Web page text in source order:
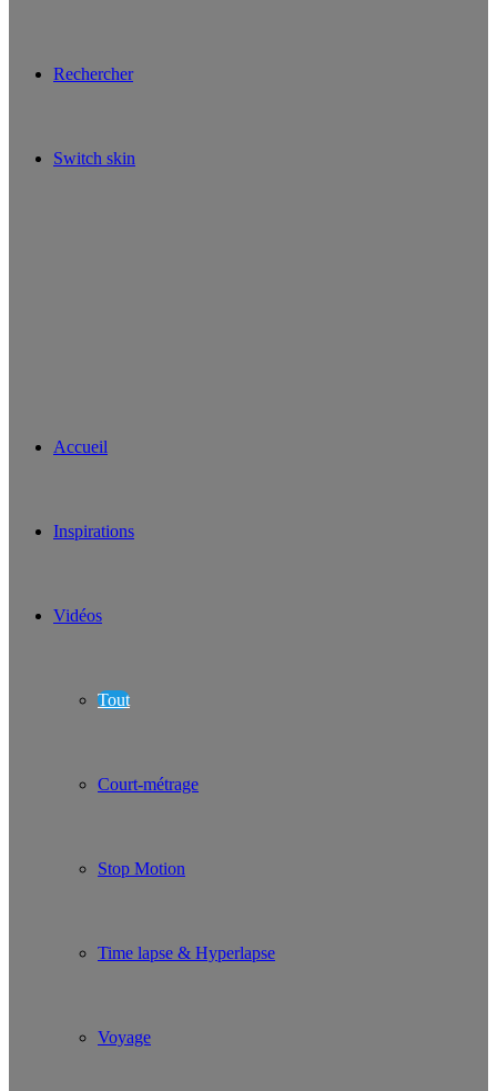
Rechercher
Switch skin
Accueil
Inspirations
Vidéos
Tout
Court-métrage
Stop Motion
Time lapse & Hyperlapse
Voyage